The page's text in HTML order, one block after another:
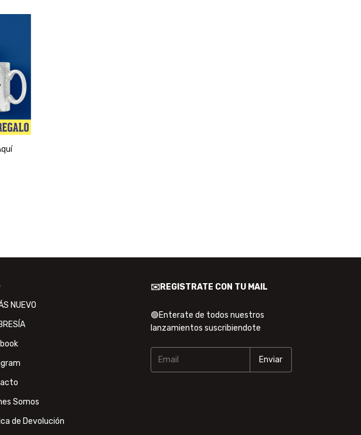
NUEVO
Somos
de Devolución
✉️REGISTRATE CON TU MAIL
🟢Enterate de todos nuestros
lanzamientos suscribiendote